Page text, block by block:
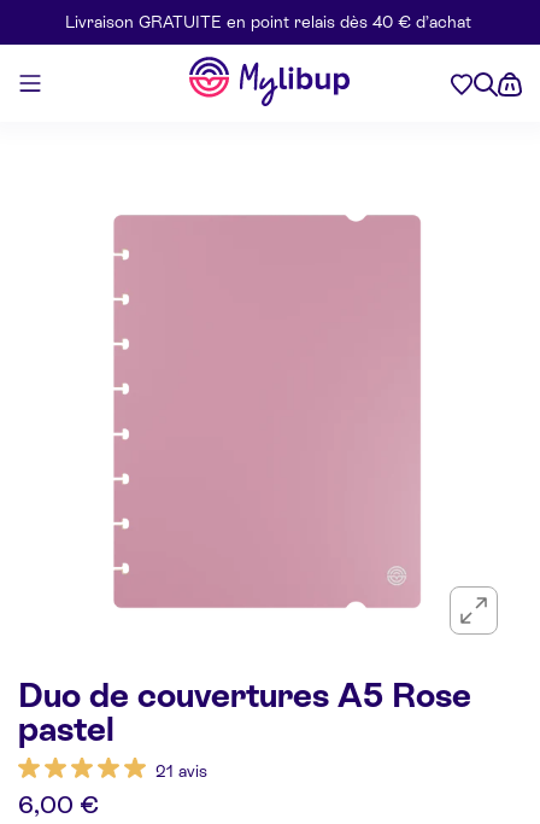
Aller au contenu
Livraison GRATUITE en point relais dès 40 € d’achat
Mylibup
Duo de couvertures A5 Rose
pastel
21 avis
6,00 €